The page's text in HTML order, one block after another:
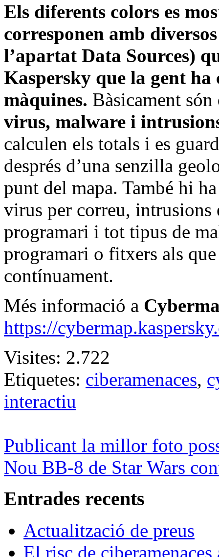
Els diferents colors es
corresponen amb
l’apartat Data Sources)
Kaspersky que la gent ha
màquines. Bàsicament són
virus, malware i
calculen els totals i es
després d’una senzilla
punt del mapa. També hi
virus per correu,
programari i tot tipus de
programari o fitxers als
contínuament.
Més informació a
https://
Visites: 2.722
Etiquetes: ciberamenaces,
interactiu
Publicant la millor foto
Nou BB-8 de Star Wars
Entrades recents
Actualització de preus
El risc de